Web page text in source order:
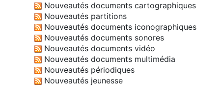
Nouveautés documents cartographiques
Nouveautés partitions
Nouveautés documents iconographiques
Nouveautés documents sonores
Nouveautés documents vidéo
Nouveautés documents multimédia
Nouveautés périodiques
Nouveautés jeunesse